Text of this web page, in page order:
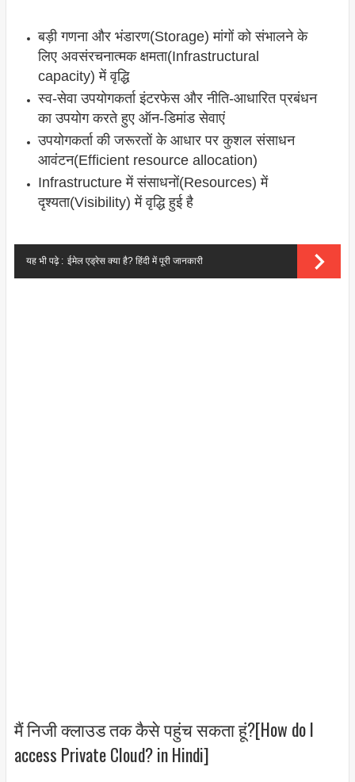
बड़ी गणना और भंडारण(Storage) मांगों को संभालने के
लिए अवसंरचनात्मक क्षमता(Infrastructural
capacity) में वृद्धि
स्व-सेवा उपयोगकर्ता इंटरफेस और नीति-आधारित प्रबंधन
का उपयोग करते हुए ऑन-डिमांड सेवाएं
उपयोगकर्ता की जरूरतों के आधार पर कुशल संसाधन
आवंटन(Efficient resource allocation)
Infrastructure में संसाधनों(Resources) में
दृश्यता(Visibility) में वृद्धि हुई है
यह भी पढ़े : ईमेल एड्रेस क्या है? हिंदी में पूरी जानकारी
मैं निजी क्लाउड तक कैसे पहुंच सकता हूं?[How do I
access Private Cloud? in Hindi]